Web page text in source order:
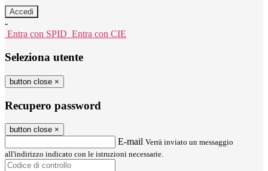
-
Entra con SPID Entra con CIE
Seleziona utente
button close ×
Recupero password
button close ×
E-mail Verrà inviato un messaggio
all'indirizzo indicato con le istruzioni necessarie.